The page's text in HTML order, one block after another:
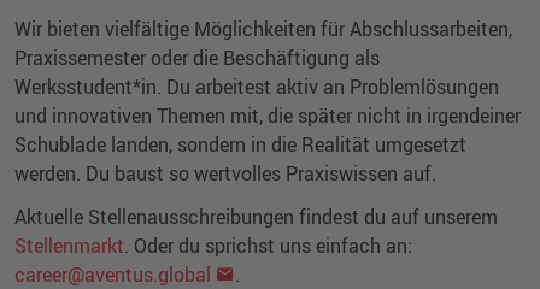
Wir bieten vielfältige Möglichkeiten für Abschlussarbeiten,
Praxissemester oder die Beschäftigung als
Werksstudent*in. Du arbeitest aktiv an Problemlösungen
und innovativen Themen mit, die später nicht in irgendeiner
Schublade landen, sondern in die Realität umgesetzt
werden. Du baust so wertvolles Praxiswissen auf.
Aktuelle Stellenausschreibungen findest du auf unserem
Stellenmarkt. Oder du sprichst uns einfach an:
career@aventus.global
.